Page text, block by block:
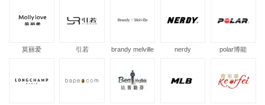
莫丽爱 引若 brandy melville nerdy polar博能